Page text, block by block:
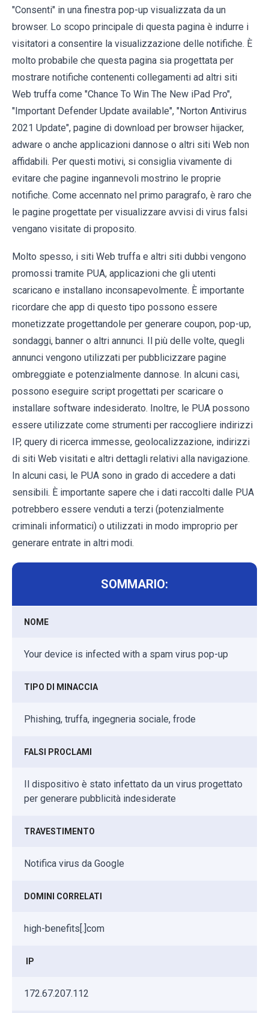
"Consenti" in una finestra pop-up visualizzata da un
browser. Lo scopo principale di questa pagina è indurre i
visitatori a consentire la visualizzazione delle notifiche. È
molto probabile che questa pagina sia progettata per
mostrare notifiche contenenti collegamenti ad altri siti
Web truffa come "Chance To Win The New iPad Pro",
"Important Defender Update available", "Norton Antivirus
2021 Update", pagine di download per browser hijacker,
adware o anche applicazioni dannose o altri siti Web non
affidabili. Per questi motivi, si consiglia vivamente di
evitare che pagine ingannevoli mostrino le proprie
notifiche. Come accennato nel primo paragrafo, è raro che
le pagine progettate per visualizzare avvisi di virus falsi
vengano visitate di proposito.
Molto spesso, i siti Web truffa e altri siti dubbi vengono
promossi tramite PUA, applicazioni che gli utenti
scaricano e installano inconsapevolmente. È importante
ricordare che app di questo tipo possono essere
monetizzate progettandole per generare coupon, pop-up,
sondaggi, banner o altri annunci. Il più delle volte, quegli
annunci vengono utilizzati per pubblicizzare pagine
ombreggiate e potenzialmente dannose. In alcuni casi,
possono eseguire script progettati per scaricare o
installare software indesiderato. Inoltre, le PUA possono
essere utilizzate come strumenti per raccogliere indirizzi
IP, query di ricerca immesse, geolocalizzazione, indirizzi
di siti Web visitati e altri dettagli relativi alla navigazione.
In alcuni casi, le PUA sono in grado di accedere a dati
sensibili. È importante sapere che i dati raccolti dalle PUA
potrebbero essere venduti a terzi (potenzialmente
criminali informatici) o utilizzati in modo improprio per
generare entrate in altri modi.
SOMMARIO:
NOME
Your device is infected with a spam virus pop-up
TIPO DI MINACCIA
Phishing, truffa, ingegneria sociale, frode
FALSI PROCLAMI
Il dispositivo è stato infettato da un virus progettato
per generare pubblicità indesiderate
TRAVESTIMENTO
Notifica virus da Google
DOMINI CORRELATI
high-benefits[.]com
IP
172.67.207.112